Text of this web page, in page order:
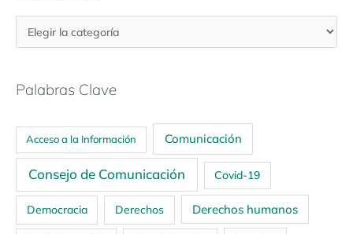
Palabras Clave
Acceso a la Información Comunicación
Consejo de Comunicación Covid-19
Democracia Derechos Derechos humanos